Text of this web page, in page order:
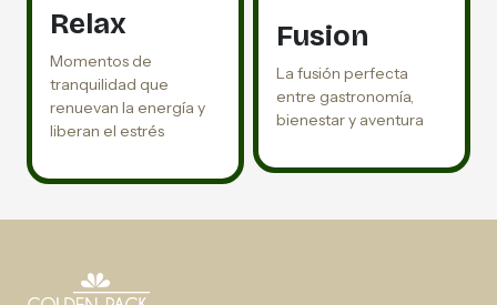
Relax
Momentos de
tranquilidad que
renuevan la energía y
liberan el estrés
Fusion
La fusión perfecta
entre gastronomía,
bienestar y aventura